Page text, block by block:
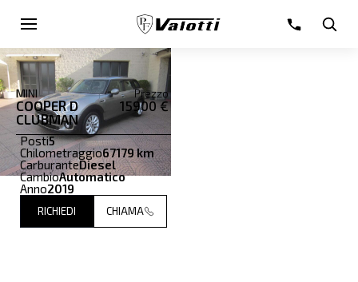
MINI
COOPER D
CLUBMAN
Prezzo
15900 €
Posti5
Chilometraggio67179 km
CarburanteDiesel
CambioAutomatico
Anno2019
RICHIEDI CHIAMA